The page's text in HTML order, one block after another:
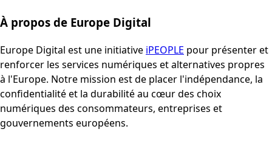
À propos de Europe Digital
Europe Digital est une initiative iPEOPLE pour présenter et
renforcer les services numériques et alternatives propres
à l'Europe. Notre mission est de placer l'indépendance, la
confidentialité et la durabilité au cœur des choix
numériques des consommateurs, entreprises et
gouvernements européens.